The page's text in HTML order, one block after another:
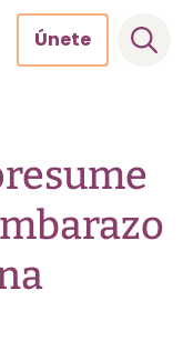
Únete